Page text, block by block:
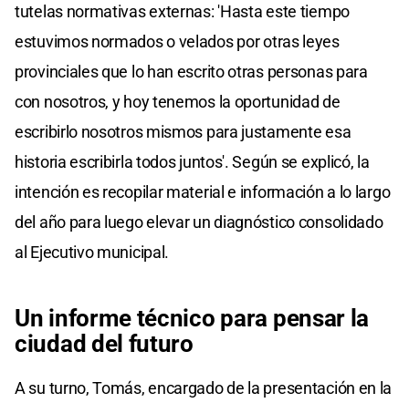
tutelas normativas externas: 'Hasta este tiempo
estuvimos normados o velados por otras leyes
provinciales que lo han escrito otras personas para
con nosotros, y hoy tenemos la oportunidad de
escribirlo nosotros mismos para justamente esa
historia escribirla todos juntos'. Según se explicó, la
intención es recopilar material e información a lo largo
del año para luego elevar un diagnóstico consolidado
al Ejecutivo municipal.
Un informe técnico para pensar la
ciudad del futuro
A su turno, Tomás, encargado de la presentación en la